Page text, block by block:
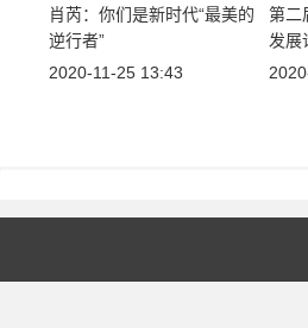
肖芮：你们是新时代“最美的
逆行者”
2020-11-25 13:43
第二
发展